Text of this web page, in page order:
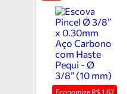
Economize R$1,67